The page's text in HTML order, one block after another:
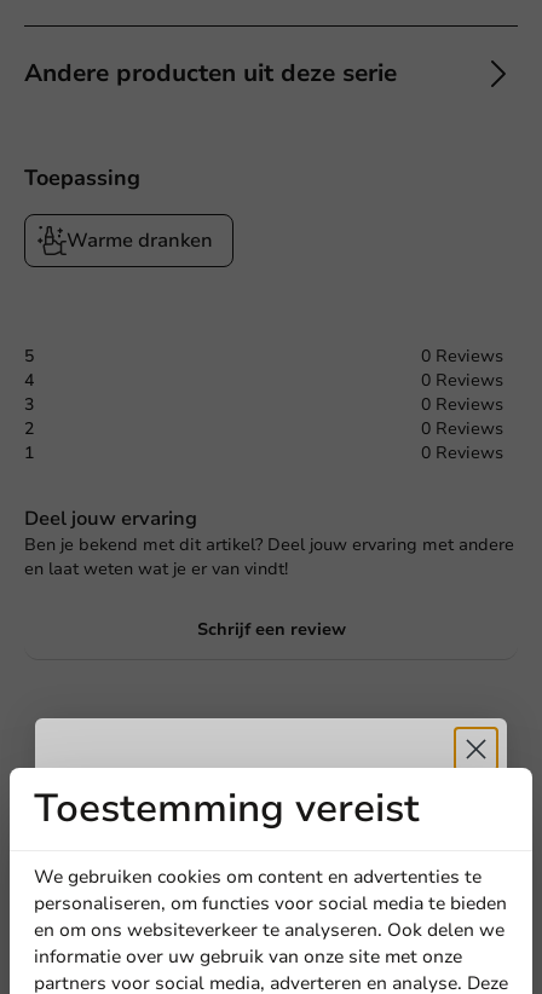
Andere producten uit deze serie
Toepassing
Warme dranken
5
0 Reviews
4
0 Reviews
3
0 Reviews
2
0 Reviews
1
0 Reviews
Deel jouw ervaring
Ben je bekend met dit artikel? Deel jouw ervaring met andere
en laat weten wat je er van vindt!
Schrijf een review
Schrijf de eerste review
Kraft Koffiebeker Dubbelwandig 200cc/8oz – 500 st/ds.
Toestemming vereist
We gebruiken cookies om content en advertenties te
personaliseren, om functies voor social media te bieden
en om ons websiteverkeer te analyseren. Ook delen we
informatie over uw gebruik van onze site met onze
partners voor social media, adverteren en analyse. Deze
Ontvang5%
korting
Meld je aan voor onze
nieuwsbrief!